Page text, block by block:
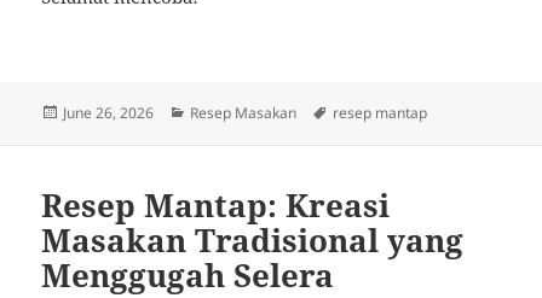
Posted
June 26, 2026 Categories
Resep Masakan Tags
resep mantap
Resep Mantap: Kreasi
Masakan Tradisional yang
Menggugah Selera